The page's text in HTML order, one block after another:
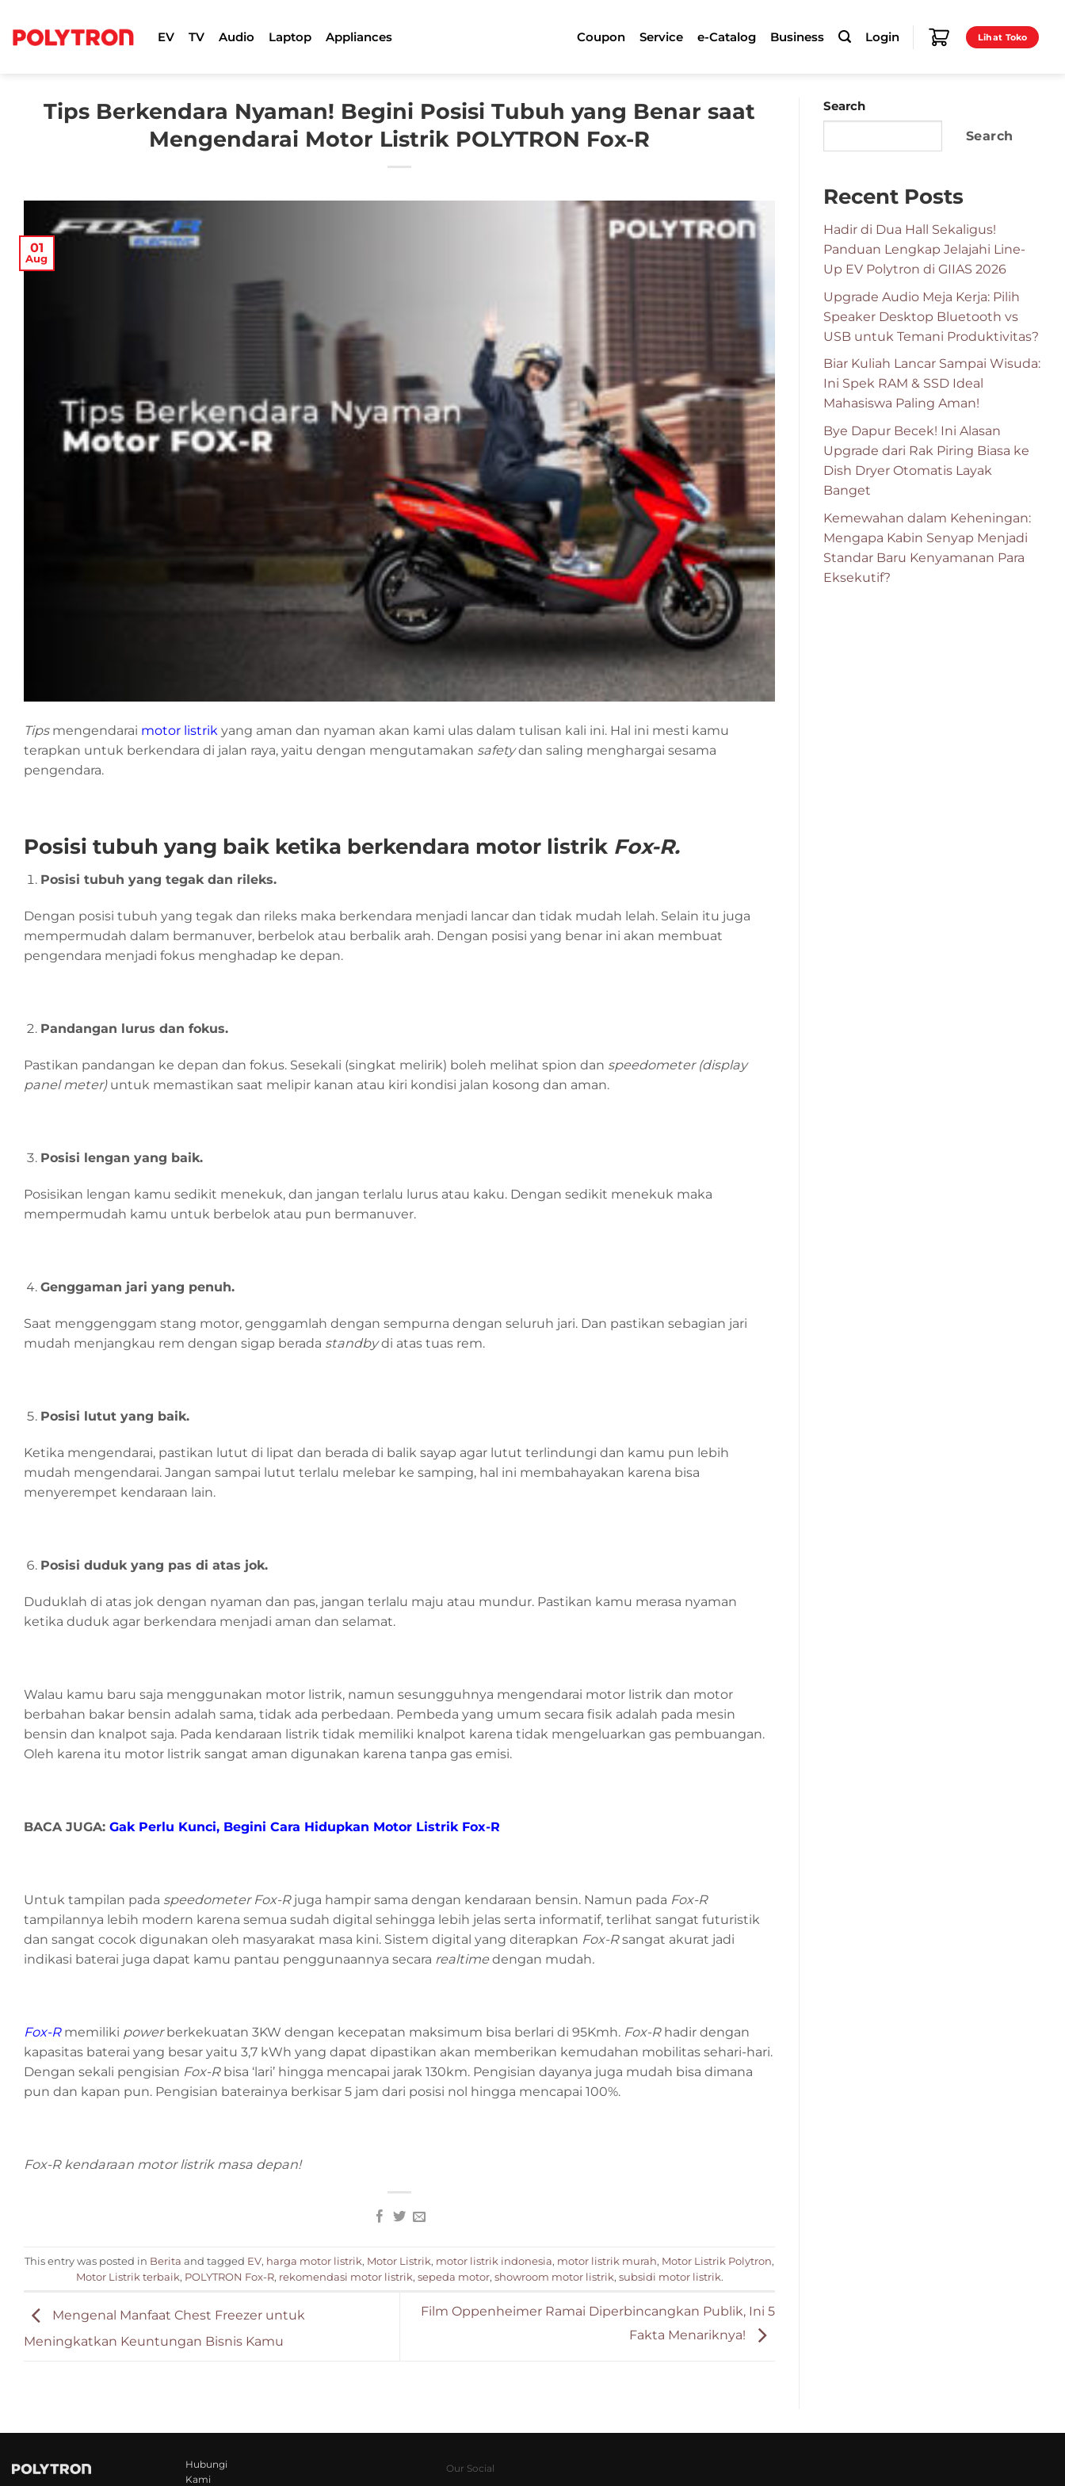
content
EV TV Audio Laptop Appliances Coupon Service e-Catalog Business Login Lihat Toko
Tips Berkendara Nyaman! Begini Posisi Tubuh yang Benar saat
Mengendarai Motor Listrik POLYTRON Fox-R
01
Aug
Tipsmengendarai motor listrik yang aman dan nyaman akan kami ulas dalam tulisan kali ini. Hal ini mesti kamu
terapkan untuk berkendara di jalan raya, yaitu dengan mengutamakan safetydan saling menghargai sesama
pengendara.
Posisi tubuh yang baik ketika berkendara motor listrik Fox-R.
Posisi tubuh yang tegak dan rileks.
Dengan posisi tubuh yang tegak dan rileks maka berkendara menjadi lancar dan tidak mudah lelah. Selain itu juga
mempermudah dalam bermanuver, berbelok atau berbalik arah. Dengan posisi yang benar ini akan membuat
pengendara menjadi fokus menghadap ke depan.
Pandangan lurus dan fokus.
Pastikan pandangan ke depan dan fokus. Sesekali (singkat melirik) boleh melihat spion dan speedometer (display
panel meter)untuk memastikan saat melipir kanan atau kiri kondisi jalan kosong dan aman.
Posisi lengan yang baik.
Posisikan lengan kamu sedikit menekuk, dan jangan terlalu lurus atau kaku. Dengan sedikit menekuk maka
mempermudah kamu untuk berbelok atau pun bermanuver.
Genggaman jari yang penuh.
Saat menggenggam stang motor, genggamlah dengan sempurna dengan seluruh jari. Dan pastikan sebagian jari
mudah menjangkau rem dengan sigap berada standbydi atas tuas rem.
Posisi lutut yang baik.
Ketika mengendarai, pastikan lutut di lipat dan berada di balik sayap agar lutut terlindungi dan kamu pun lebih
mudah mengendarai. Jangan sampai lutut terlalu melebar ke samping, hal ini membahayakan karena bisa
menyerempet kendaraan lain.
Posisi duduk yang pas di atas jok.
Duduklah di atas jok dengan nyaman dan pas, jangan terlalu maju atau mundur. Pastikan kamu merasa nyaman
ketika duduk agar berkendara menjadi aman dan selamat.
Walau kamu baru saja menggunakan motor listrik, namun sesungguhnya mengendarai motor listrik dan motor
berbahan bakar bensin adalah sama, tidak ada perbedaan. Pembeda yang umum secara fisik adalah pada mesin
bensin dan knalpot saja. Pada kendaraan listrik tidak memiliki knalpot karena tidak mengeluarkan gas pembuangan.
Oleh karena itu motor listrik sangat aman digunakan karena tanpa gas emisi.
BACA JUGA: Gak Perlu Kunci, Begini Cara Hidupkan Motor Listrik Fox-R
Untuk tampilan pada speedometer Fox-Rjuga hampir sama dengan kendaraan bensin. Namun pada Fox-R
tampilannya lebih modern karena semua sudah digital sehingga lebih jelas serta informatif, terlihat sangat futuristik
dan sangat cocok digunakan oleh masyarakat masa kini. Sistem digital yang diterapkan Fox-Rsangat akurat jadi
indikasi baterai juga dapat kamu pantau penggunaannya secara realtimedengan mudah.
Fox-R memiliki powerberkekuatan 3KW dengan kecepatan maksimum bisa berlari di 95Kmh. Fox-Rhadir dengan
kapasitas baterai yang besar yaitu 3,7 kWh yang dapat dipastikan akan memberikan kemudahan mobilitas sehari-hari.
Dengan sekali pengisian Fox-Rbisa ‘lari’ hingga mencapai jarak 130km. Pengisian dayanya juga mudah bisa dimana
pun dan kapan pun. Pengisian baterainya berkisar 5 jam dari posisi nol hingga mencapai 100%.
Fox-R kendaraan motor listrik masa depan!
This entry was posted in Berita and tagged EV, harga motor listrik, Motor Listrik, motor listrik indonesia, motor listrik murah, Motor Listrik Polytron,
Motor Listrik terbaik, POLYTRON Fox-R, rekomendasi motor listrik, sepeda motor, showroom motor listrik, subsidi motor listrik.
Mengenal Manfaat Chest Freezer untuk
Meningkatkan Keuntungan Bisnis Kamu
Film Oppenheimer Ramai Diperbincangkan Publik, Ini 5
Fakta Menariknya!
Search
Search
Recent Posts
Hadir di Dua Hall Sekaligus!
Panduan Lengkap Jelajahi Line-
Up EV Polytron di GIIAS 2026
Upgrade Audio Meja Kerja: Pilih
Speaker Desktop Bluetooth vs
USB untuk Temani Produktivitas?
Biar Kuliah Lancar Sampai Wisuda:
Ini Spek RAM & SSD Ideal
Mahasiswa Paling Aman!
Bye Dapur Becek! Ini Alasan
Upgrade dari Rak Piring Biasa ke
Dish Dryer Otomatis Layak
Banget
Kemewahan dalam Keheningan:
Mengapa Kabin Senyap Menjadi
Standar Baru Kenyamanan Para
Eksekutif?
Hubungi
Kami
Our Social